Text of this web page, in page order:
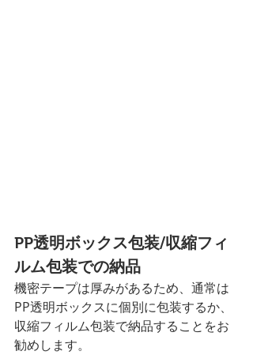
PP透明ボックス包装/収縮フィ
ルム包装での納品
機密テープは厚みがあるため、通常は
PP透明ボックスに個別に包装するか、
収縮フィルム包装で納品することをお
勧めします。